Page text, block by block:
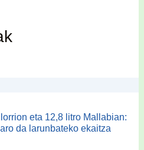
eta 12,8 litro Mallabian:
da larunbateko ekaitza